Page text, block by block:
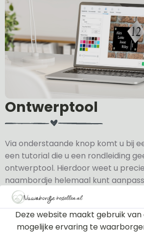
Ontwerptool
Via onderstaande knop komt u bij
een tutorial die u een rondleiding
ontwerptool. Hierdoor weet u
naambordje helemaal kunt
eigen smaak kunt ontwerpen.
Bekijk de instructie
Deze website maakt gebruik
mogelijke ervaring te